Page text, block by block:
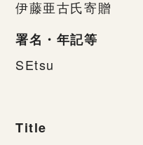
伊藤亜古氏寄贈
署名・年記等
SEtsu
Title